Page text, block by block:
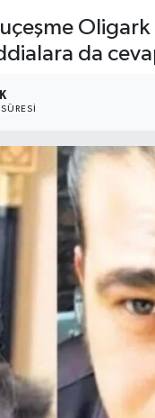
Oligark
da